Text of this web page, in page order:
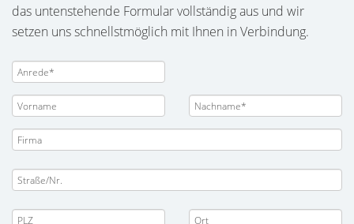
das untenstehende Formular vollständig aus und wir
setzen uns schnellstmöglich mit Ihnen in Verbindung.